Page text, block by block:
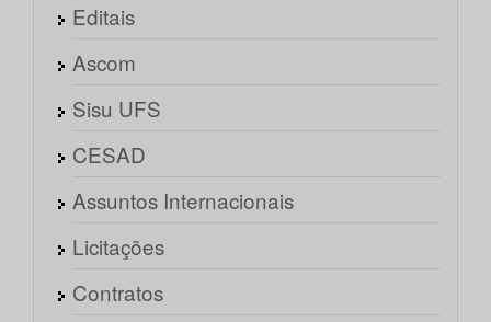
Editais
Ascom
Sisu UFS
CESAD
Assuntos Internacionais
Licitações
Contratos